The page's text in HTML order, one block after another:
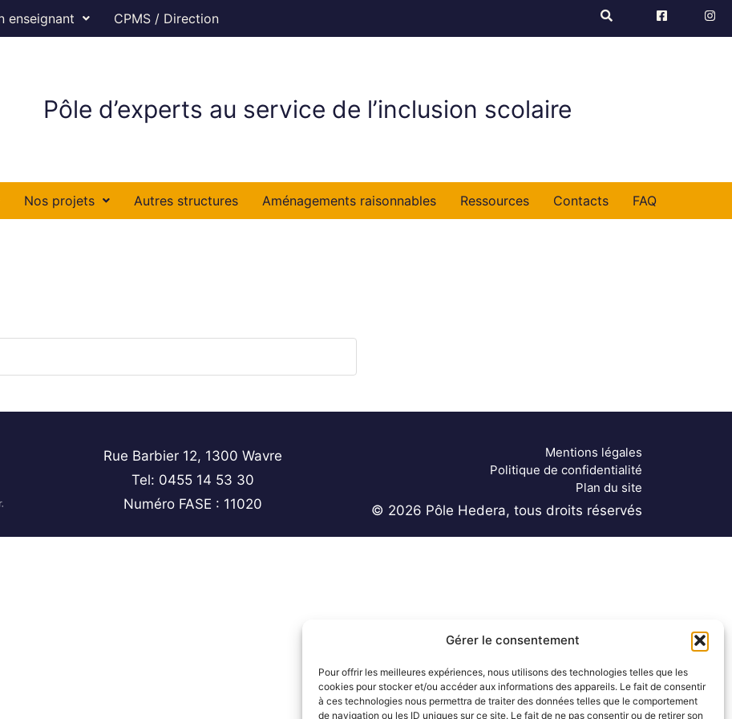
Gérer le consentement
Pour offrir les meilleures expériences, nous utilisons des technologies telles que les
cookies pour stocker et/ou accéder aux informations des appareils. Le fait de consentir
à ces technologies nous permettra de traiter des données telles que le comportement
de navigation ou les ID uniques sur ce site. Le fait de ne pas consentir ou de retirer son
enseignant CPMS / Direction
Pôle d’experts au service de l’inclusion scolaire
Nos projets Autres structures Aménagements raisonnables Ressources Contacts FAQ
Rue Barbier 12, 1300 Wavre
Tel: 0455 14 53 30
Numéro FASE : 11020
Mentions légales
Politique de confidentialité
Plan du site
© 2026 Pôle Hedera, tous droits réservés